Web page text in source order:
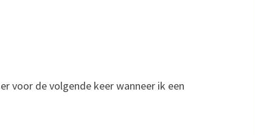
voor de volgende keer wanneer ik een